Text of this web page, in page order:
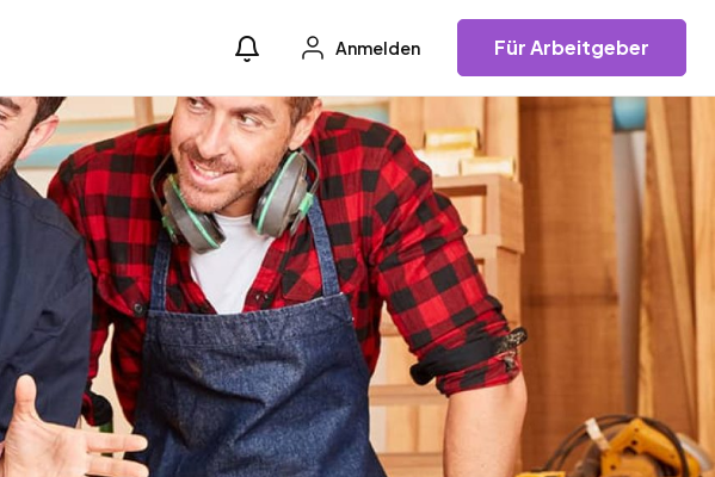
Anmelden Für Arbeitgeber